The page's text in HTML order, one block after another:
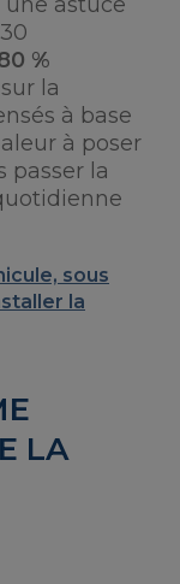
%
sur la
à base
à poser
passer la
sous
la
LA